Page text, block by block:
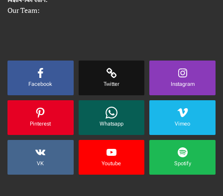
Our Team:
Facebook Twitter Instagram
Pinterest Whatsapp Vimeo
VK Youtube Spotify